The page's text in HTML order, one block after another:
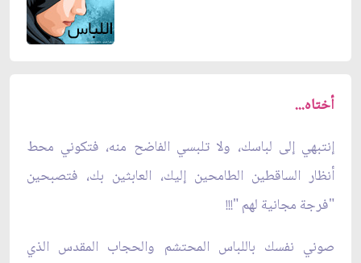
أختاه...
إنتبهي إلى لباسك، ولا تلبسي الفاضح منه، فتكوني محط
أنظار الساقطين الطامحين إليك، العابثين بك، فتصبحين
"فرجة مجانية لهم "!!!
صوني نفسك باللباس المحتشم والحجاب المقدس الذي